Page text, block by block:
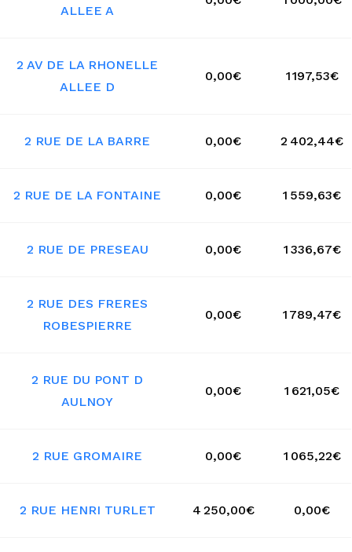
ALLEE A
2 AV DE LA RHONELLE
ALLEE D
0,00€ 1 197,53€
2 RUE DE LA BARRE 0,00€ 2 402,44€
2 RUE DE LA FONTAINE 0,00€ 1 559,63€
2 RUE DE PRESEAU 0,00€ 1 336,67€
2 RUE DES FRERES
ROBESPIERRE
0,00€ 1 789,47€
2 RUE DU PONT D
AULNOY
0,00€ 1 621,05€
2 RUE GROMAIRE 0,00€ 1 065,22€
2 RUE HENRI TURLET 4 250,00€ 0,00€